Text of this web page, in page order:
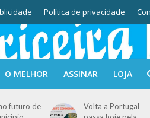
Política de privacidade
O MELHOR ASSINAR LOJA
futuro de
Volta a Portugal